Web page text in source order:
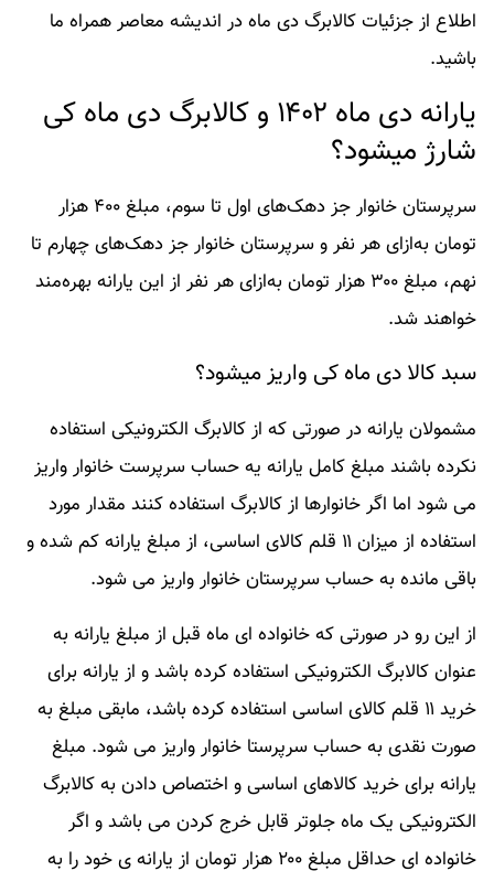
اطلاع از جزئیات کالابرگ دی ماه در اندیشه معاصر همراه ما
باشید.
یارانه دی ماه ۱۴۰۲ و کالابرگ دی ماه کی
شارژ میشود؟
سرپرستان خانوار جز دهک‌های اول تا سوم، مبلغ ۴۰۰ هزار
تومان به‌ازای هر نفر و سرپرستان خانوار جز دهک‌های چهارم تا
نهم، مبلغ ۳۰۰ هزار تومان به‌ازای هر نفر از این یارانه بهره‌مند
خواهند شد.
سبد کالا دی ماه کی واریز میشود؟
مشمولان یارانه در صورتی که از کالابرگ الکترونیکی استفاده
نکرده باشند مبلغ کامل یارانه یه حساب سرپرست خانوار واریز
می شود اما اگر خانوارها از کالابرگ استفاده کنند مقدار مورد
استفاده از میزان ۱۱ قلم کالای اساسی، از مبلغ یارانه کم شده و
باقی مانده به حساب سرپرستان خانوار واریز می شود.
از این رو در صورتی که خانواده ای ماه قبل از مبلغ یارانه به
عنوان کالابرگ الکترونیکی استفاده کرده باشد و از یارانه برای
خرید ۱۱ قلم کالای اساسی استفاده کرده باشد، مابقی مبلغ به
صورت نقدی به حساب سرپرستا خانوار واریز می شود. مبلغ
یارانه برای خرید کالاهای اساسی و اختصاص دادن به کالابرگ
الکترونیکی یک ماه جلوتر قابل خرج کردن می باشد و اگر
خانواده ای حداقل مبلغ ۲۰۰ هزار تومان از یارانه ی خود را به